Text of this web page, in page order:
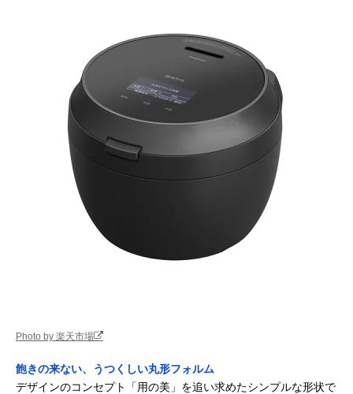
Photo by 楽天市場
飽きの来ない、うつくしい丸形フォルム
デザインのコンセプト「用の美」を追い求めたシンプルな形状で